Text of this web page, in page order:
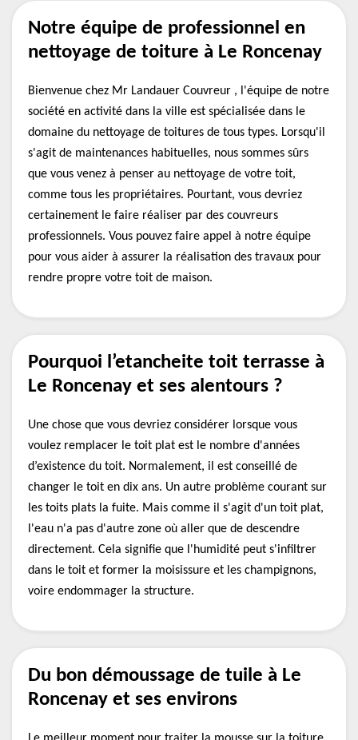
Notre équipe de professionnel en
nettoyage de toiture à Le Roncenay
Bienvenue chez Mr Landauer Couvreur , l'équipe de notre
société en activité dans la ville est spécialisée dans le
domaine du nettoyage de toitures de tous types. Lorsqu'il
s'agit de maintenances habituelles, nous sommes sûrs
que vous venez à penser au nettoyage de votre toit,
comme tous les propriétaires. Pourtant, vous devriez
certainement le faire réaliser par des couvreurs
professionnels. Vous pouvez faire appel à notre équipe
pour vous aider à assurer la réalisation des travaux pour
rendre propre votre toit de maison.
Pourquoi l’etancheite toit terrasse à
Le Roncenay et ses alentours ?
Une chose que vous devriez considérer lorsque vous
voulez remplacer le toit plat est le nombre d'années
d’existence du toit. Normalement, il est conseillé de
changer le toit en dix ans. Un autre problème courant sur
les toits plats la fuite. Mais comme il s'agit d'un toit plat,
l'eau n'a pas d'autre zone où aller que de descendre
directement. Cela signifie que l'humidité peut s'infiltrer
dans le toit et former la moisissure et les champignons,
voire endommager la structure.
Du bon démoussage de tuile à Le
Roncenay et ses environs